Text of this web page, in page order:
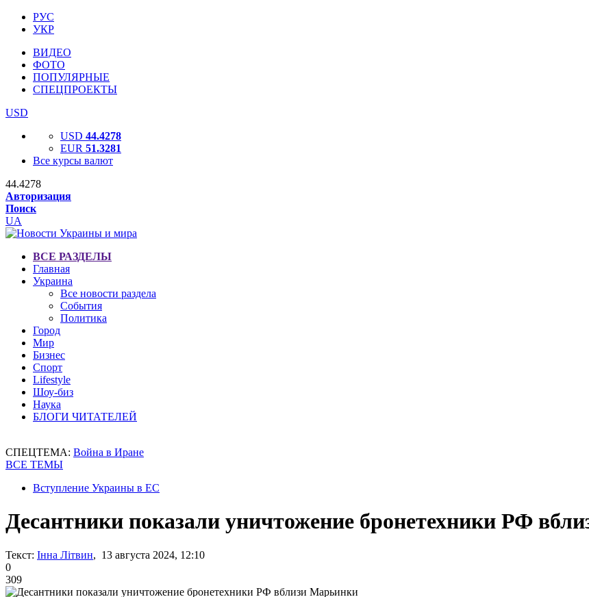
РУС
УКР
ВИДЕО
ФОТО
ПОПУЛЯРНЫЕ
СПЕЦПРОЕКТЫ
USD
USD 44.4278
EUR 51.3281
Все курсы валют
44.4278
Авторизация
Поиск
UA
ВСЕ РАЗДЕЛЫ
Главная
Украина
Все новости раздела
События
Политика
Город
Мир
Бизнес
Спорт
Lifestyle
Шоу-биз
Наука
БЛОГИ ЧИТАТЕЛЕЙ
СПЕЦТЕМА: Война в Иране
ВСЕ ТЕМЫ
Вступление Украины в ЕС
Десантники показали уничтожение бронетехники РФ
Текст: Інна Літвин, 13 августа 2024, 12:10
0
309